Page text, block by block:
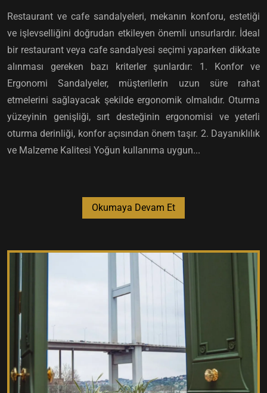
Restaurant ve cafe sandalyeleri, mekanın konforu, estetiği
ve işlevselliğini doğrudan etkileyen önemli unsurlardır. İdeal
bir restaurant veya cafe sandalyesi seçimi yaparken dikkate
alınması gereken bazı kriterler şunlardır: 1. Konfor ve
Ergonomi Sandalyeler, müşterilerin uzun süre rahat
etmelerini sağlayacak şekilde ergonomik olmalıdır. Oturma
yüzeyinin genişliği, sırt desteğinin ergonomisi ve yeterli
oturma derinliği, konfor açısından önem taşır. 2. Dayanıklılık
ve Malzeme Kalitesi Yoğun kullanıma uygun...
Okumaya Devam Et